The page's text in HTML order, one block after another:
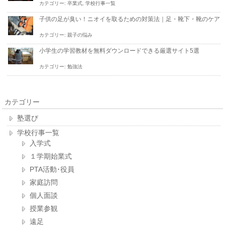
カテゴリー:卒業式 ,学校行事一覧
子供の足が臭い！ニオイを取るための対策法｜足・靴下・靴のケア
カテゴリー:親子の悩み
小学生の学習教材を無料ダウンロードできる厳選サイト5選
カテゴリー:勉強法
カテゴリー
塾選び
学校行事一覧
入学式
１学期始業式
PTA活動･役員
家庭訪問
個人面談
授業参観
遠足